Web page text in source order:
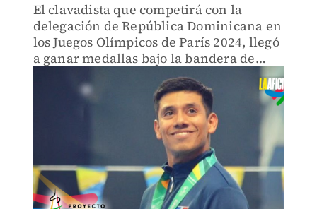
El clavadista que competirá con la
delegación de República Dominicana en
los Juegos Olímpicos de París 2024, llegó
a ganar medallas bajo la bandera de